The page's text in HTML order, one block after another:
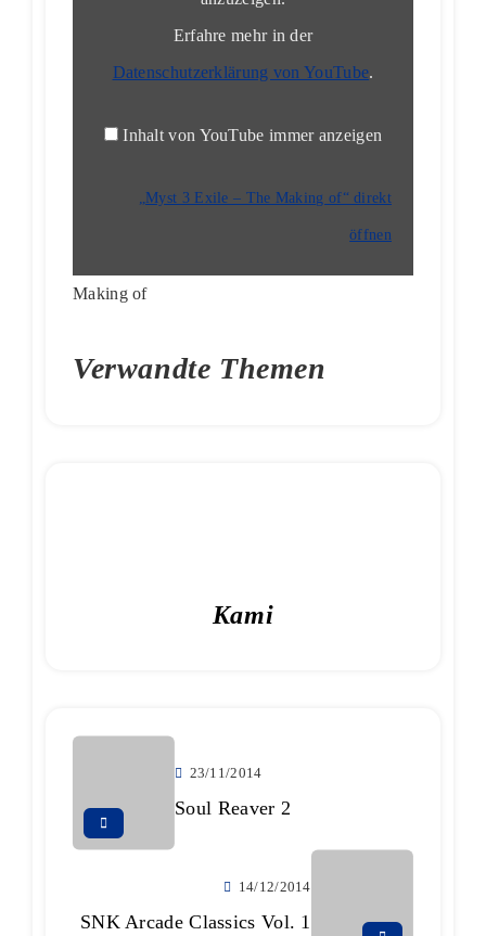
Erfahre mehr in der
Datenschutzerklärung von YouTube.
Inhalt von YouTube immer anzeigen
„Myst 3 Exile – The Making of“ direkt
öffnen
Making of
Verwandte Themen
Kami
23/11/2014
Soul Reaver 2
14/12/2014
SNK Arcade Classics Vol. 1